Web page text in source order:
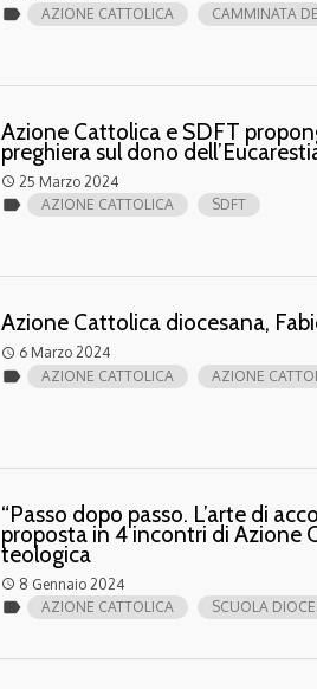
label AZIONE CATTOLICA CAMMINATA
Azione Cattolica e SDFT
preghiera sul dono
access_time 25 Marzo 2024
label AZIONE CATTOLICA SDFT
Azione Cattolica diocesana,
access_time 6 Marzo 2024
label AZIONE CATTOLICA AZIONE
“Passo dopo passo. L’arte di
proposta in 4 incontri di Azione
teologica
access_time 8 Gennaio 2024
label AZIONE CATTOLICA SCUOLA